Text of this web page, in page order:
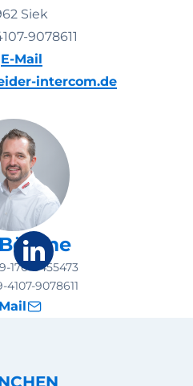
Siek
9078611
E-Mail
intercom.de
170-6455473
4107-9078611